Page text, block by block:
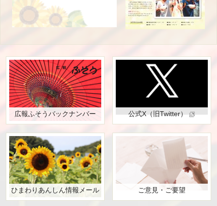
広報ふそうバックナンバー 公式X（旧Twitter）
ひまわりあんしん情報メール ご意見・ご要望